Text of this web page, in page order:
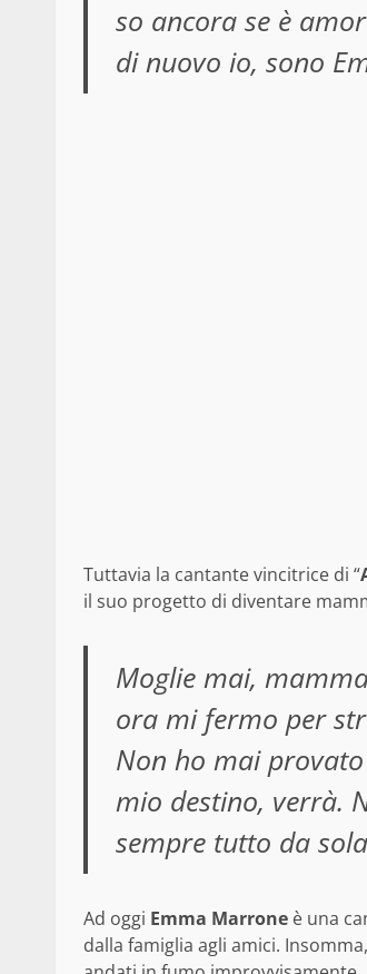
so ancora se è
di nuovo io, sono
Tuttavia la cantante vincitrice di “
il suo progetto di diventare
Moglie mai,
ora mi fermo per
Non ho mai
mio destino, verrà.
sempre tutto da
Ad oggi Emma Marrone è una
dalla famiglia agli amici.